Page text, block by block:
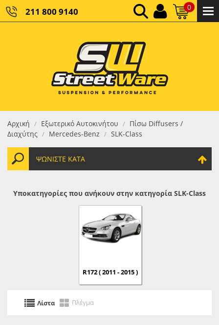
211 800 9140 0
ΚΑΘΑΡΌ ΣΎΝΟΛΟ:
ΤΕΛΙΚΌ ΣΎΝΟΛΟ:0,00 €
Αρχική / Εξωτερικό Αυτοκινήτου / Πίσω Diffusers /
Διαχύτης / Mercedes-Benz / SLK-Class
ΨΩΝΊΣΤΕ ΚΑΤΆ
Υποκατηγορίες που ανήκουν στην κατηγορία SLK-Class
R172 ( 2011 - 2015 )
Λίστα Πλέγμα